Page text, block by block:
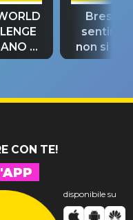
si
Bresh:
non si
fino alla
CON TE!
disponibile su